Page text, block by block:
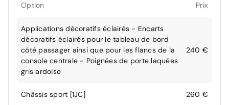
Option Prix
Applications décoratifs éclairés - Encarts
décoratifs éclairés pour le tableau de bord
côté passager ainsi que pour les flancs de la
console centrale - Poignées de porte laquées
gris ardoise
240 €
Châssis sport [1JC] 260 €